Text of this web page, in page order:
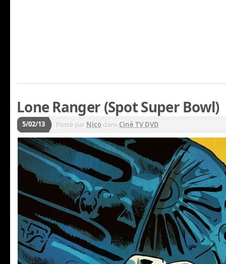
Lone Ranger (Spot Super Bowl)
5/02/13 Posté par Nico dans Ciné TV DVD